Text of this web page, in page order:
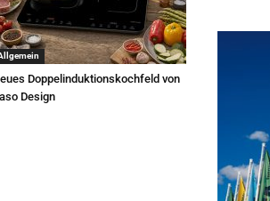
Doppelinduktionskochfeld von
Design